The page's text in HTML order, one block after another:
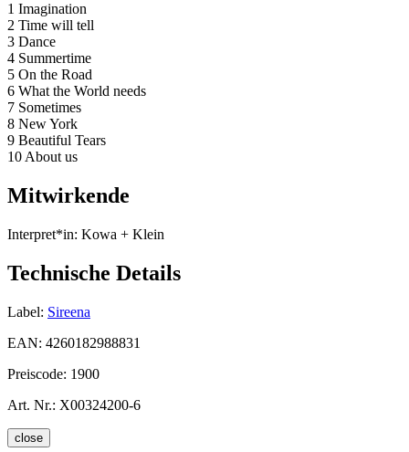
1 Imagination
2 Time will tell
3 Dance
4 Summertime
5 On the Road
6 What the World needs
7 Sometimes
8 New York
9 Beautiful Tears
10 About us
Mitwirkende
Interpret*in: Kowa + Klein
Technische Details
Label: Sireena
EAN: 4260182988831
Preiscode: 1900
Art. Nr.: X00324200-6
close